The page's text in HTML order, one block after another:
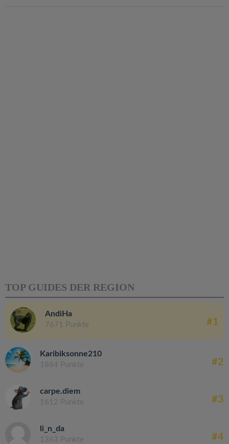
TOP GUIDES DER REGION
AndiHa
7671 Punkte #1
Karibiksonne210
1864 Punkte #2
carpe.diem
1612 Punkte #3
li_n_da
1363 Punkte #4